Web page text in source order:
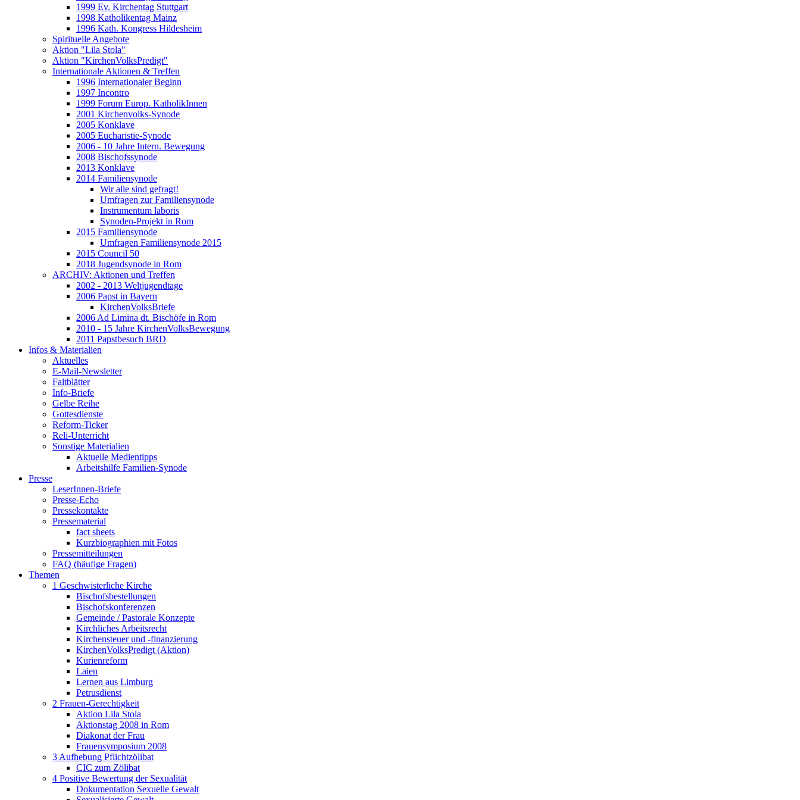
1999 Ev. Kirchentag Stuttgart
1998 Katholikentag Mainz
1996 Kath. Kongress Hildesheim
Spirituelle Angebote
Aktion "Lila Stola"
Aktion "KirchenVolksPredigt"
Internationale Aktionen & Treffen
1996 Internationaler Beginn
1997 Incontro
1999 Forum Europ. KatholikInnen
2001 Kirchenvolks-Synode
2005 Konklave
2005 Eucharistie-Synode
2006 - 10 Jahre Intern. Bewegung
2008 Bischofssynode
2013 Konklave
2014 Familiensynode
Wir alle sind gefragt!
Umfragen zur Familiensynode
Instrumentum laboris
Synoden-Projekt in Rom
2015 Familiensynode
Umfragen Familiensynode 2015
2015 Council 50
2018 Jugendsynode in Rom
ARCHIV: Aktionen und Treffen
2002 - 2013 Weltjugendtage
2006 Papst in Bayern
KirchenVolksBriefe
2006 Ad Limina dt. Bischöfe in Rom
2010 - 15 Jahre KirchenVolksBewegung
2011 Papstbesuch BRD
Infos & Materialien
Aktuelles
E-Mail-Newsletter
Faltblätter
Info-Briefe
Gelbe Reihe
Gottesdienste
Reform-Ticker
Reli-Unterricht
Sonstige Materialien
Aktuelle Medientipps
Arbeitshilfe Familien-Synode
Presse
LeserInnen-Briefe
Presse-Echo
Pressekontakte
Pressematerial
fact sheets
Kurzbiographien mit Fotos
Pressemitteilungen
FAQ (häufige Fragen)
Themen
1 Geschwisterliche Kirche
Bischofsbestellungen
Bischofskonferenzen
Gemeinde / Pastorale Konzepte
Kirchliches Arbeitsrecht
Kirchensteuer und -finanzierung
KirchenVolksPredigt (Aktion)
Kurienreform
Laien
Lernen aus Limburg
Petrusdienst
2 Frauen-Gerechtigkeit
Aktion Lila Stola
Aktionstag 2008 in Rom
Diakonat der Frau
Frauensymposium 2008
3 Aufhebung Pflichtzölibat
CIC zum Zölibat
4 Positive Bewertung der Sexualität
Dokumentation Sexuelle Gewalt